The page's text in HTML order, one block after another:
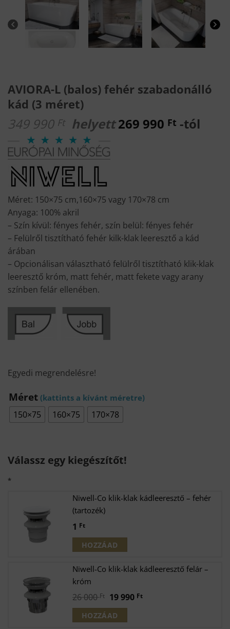
AVIORA-L (balos) fehér szabadonálló
kád (3 méret)
349 990 Ft helyett269 990 Ft -tól
Méret: 150×75 cm,160×75 vagy 170×78 cm
Anyaga: 100% akril
– Szín kívül: fényes fehér, szín belül: fényes fehér
– Felülről tisztítható fehér kilk-klak leeresztő a kád
árában
– Opcionálisan választható felülről tisztítható klik-klak
leeresztő króm, matt fehér, matt fekete vagy arany
színben felár ellenében.
Egyedi megrendelésre!
Méret
150×75 160×75 170×78
Válassz egy kiegészítőt!
*
Niwell-Co klik-klak kádleeresztő – fehér
(tartozék)
1 Ft
HOZZÁAD
Niwell-Co klik-klak kádleeresztő felár –
króm
26 000Ft Original
price
was:
19 990 FtCurrent
HOZZÁAD